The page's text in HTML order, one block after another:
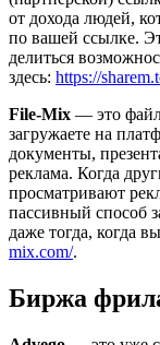
от дохода людей,
по вашей ссылке.
делиться
здесь: https://
File-Mix — это
загружаете на
документы,
реклама. Когда
просматривают
пассивный способ
даже тогда, когда
mix.com/.
Биржа